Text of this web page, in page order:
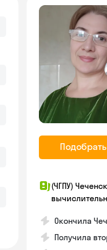
(ЧГПУ)
Окончила
Получила